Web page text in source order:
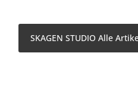
SKAGEN STUDIO Alle